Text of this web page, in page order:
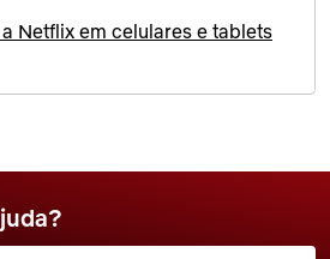
Netflix em celulares e tablets